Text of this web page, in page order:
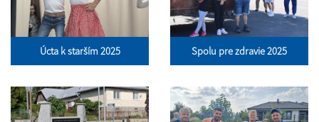
Úcta k starším 2025 Spolu pre zdravie 2025